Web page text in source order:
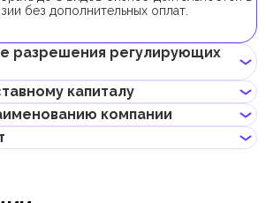
без дополнительных оплат.
разрешения регулирующих
компании с данной бизнес-
получения дополнительных
капиталу
уставному капиталу для
10 000 AED, его внесение
компании
имя учредителя